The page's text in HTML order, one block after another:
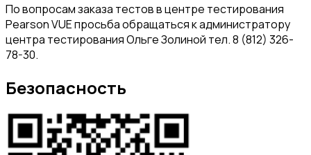
По вопросам заказа тестов в центре тестирования
Pearson VUE просьба обращаться к администратору
центра тестирования Ольге Золиной тел. 8 (812) 326-
78-30.
Безопасность